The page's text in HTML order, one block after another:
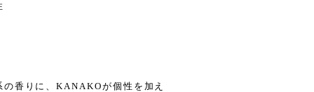
香りに、KANAKOが個性を加え